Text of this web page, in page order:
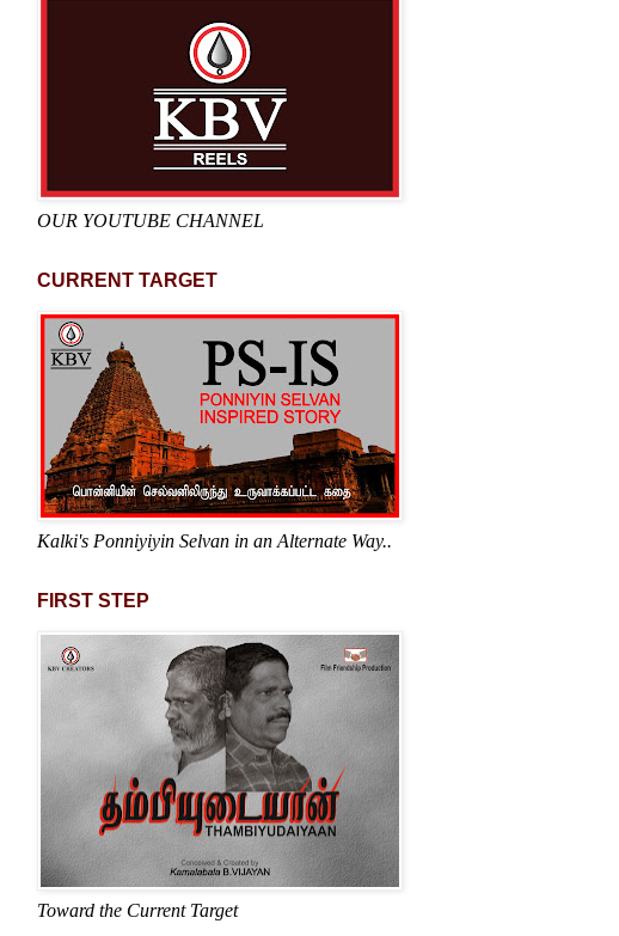
OUR YOUTUBE CHANNEL
CURRENT TARGET
Kalki's Ponniyiyin Selvan in an Alternate Way..
FIRST STEP
Toward the Current Target